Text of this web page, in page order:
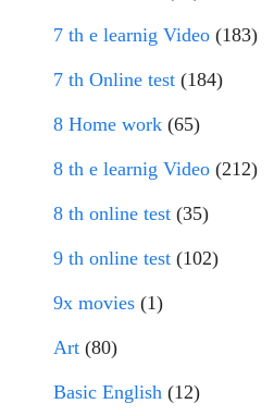
7 th e learnig Video (183)
7 th Online test (184)
8 Home work (65)
8 th e learnig Video (212)
8 th online test (35)
9 th online test (102)
9x movies (1)
Art (80)
Basic English (12)